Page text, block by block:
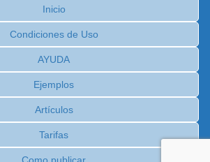
Inicio
Condiciones de Uso
AYUDA
Ejemplos
Artículos
Tarifas